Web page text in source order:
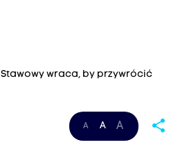
Stawowy wraca, by przywrócić
A A A share